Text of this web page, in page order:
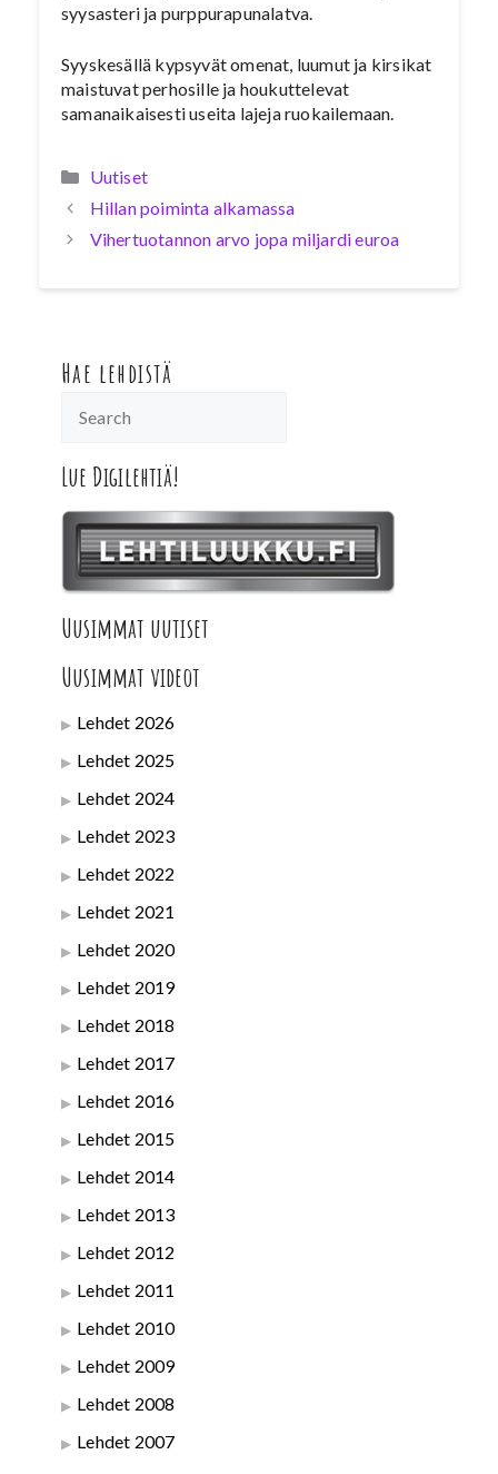
syysasteri ja purppurapunalatva.
Syyskesällä kypsyvät omenat, luumut ja kirsikat
maistuvat perhosille ja houkuttelevat
samanaikaisesti useita lajeja ruokailemaan.
Kategoriat
Uutiset
Hillan poiminta alkamassa
Vihertuotannon arvo jopa miljardi euroa
Hae lehdistä
Lue Digilehtiä!
Uusimmat uutiset
Uusimmat videot
Lehdet 2026
Lehdet 2025
Lehdet 2024
Lehdet 2023
Lehdet 2022
Lehdet 2021
Lehdet 2020
Lehdet 2019
Lehdet 2018
Lehdet 2017
Lehdet 2016
Lehdet 2015
Lehdet 2014
Lehdet 2013
Lehdet 2012
Lehdet 2011
Lehdet 2010
Lehdet 2009
Lehdet 2008
Lehdet 2007